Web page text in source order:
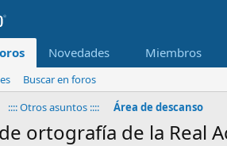
Novedades Miembros
Buscar en foros
:::: Otros asuntos :::: Área de descanso
ortografía de la Real